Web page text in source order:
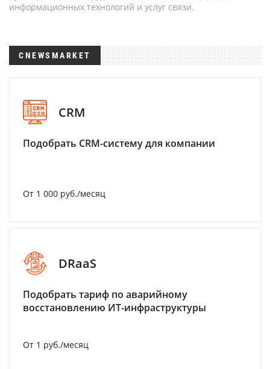
информационных технологий и услуг связи.
CNEWSMARKET
CRM
Подобрать CRM-систему для компании
От 1 000 руб./месяц
DRaaS
Подобрать тариф по аварийному
восстановлению ИТ-инфраструктуры
От 1 руб./месяц